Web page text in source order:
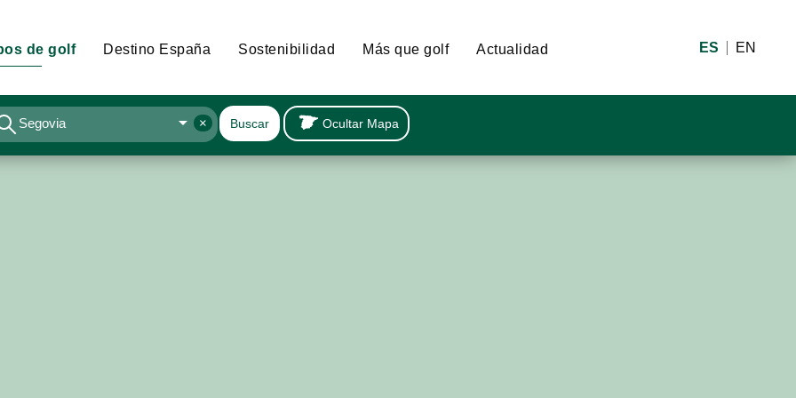
de golf Destino España Sostenibilidad Más que golf Actualidad ES EN
×
Segovia arrow_drop_down Ocultar Mapa